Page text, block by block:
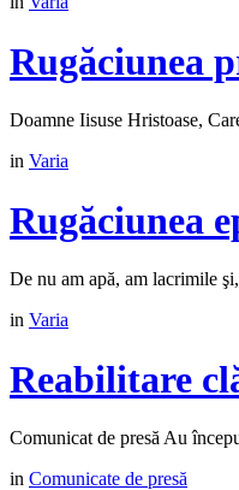
Rugăciunea
Doamne Iisuse Hristoase,
in Varia
Rugăciunea
De nu am apă, am lacrimile
in Varia
Reabilitare
Comunicat de presă Au
in Comunicate de presă